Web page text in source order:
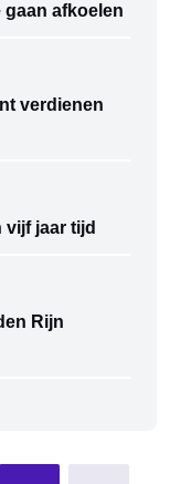
afkoelen
verdienen
vijf jaar tijd
Rijn